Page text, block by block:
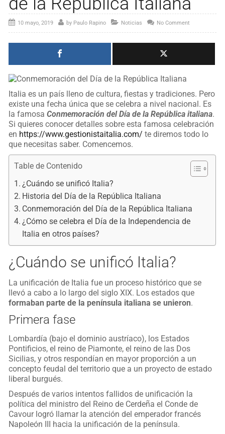
10 mayo, 2019 by Paulo Rapino Noticias No Comment
Italia es un país lleno de cultura, fiestas y tradiciones. Pero
existe una fecha única que se celebra a nivel nacional. Es
la famosaConmemoración del Día de la República italiana.
Si quieres conocer detalles sobre esta famosa celebración
en https://www.gestionistaitalia.com/ te diremos todo lo
que necesitas saber. Comencemos.
Table de Contenido
¿Cuándo se unificó Italia?
Historia del Día de la República Italiana
Conmemoración del Día de la República Italiana
¿Cómo se celebra el Día de la Independencia de
Italia en otros países?
¿Cuándo se unificó Italia?
La unificación de Italia fue un proceso histórico que se
llevó a cabo a lo largo del siglo XIX. Los estados que
formaban parte de la península italiana se unieron.
Primera fase
Lombardía (bajo el dominio austríaco), los Estados
Pontificios, el reino de Piamonte, el reino de las Dos
Sicilias, y otros respondían en mayor proporción a un
concepto feudal del territorio que a un proyecto de estado
liberal burgués.
Después de varios intentos fallidos de unificación la
política del ministro del Reino de Cerdeña el Conde de
Cavour logró llamar la atención del emperador francés
Napoleón III hacia la unificación de la península.